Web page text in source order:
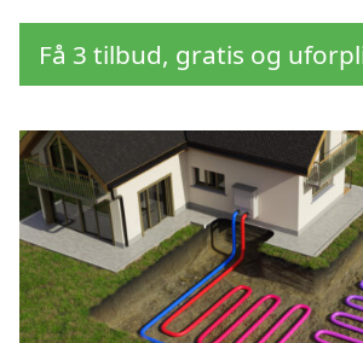
Få 3 tilbud, gratis og